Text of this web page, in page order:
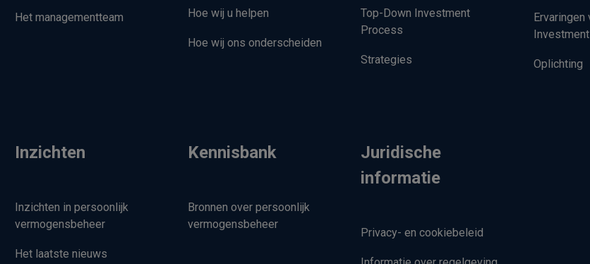
Het managementteam Hoe wij u helpen
Hoe wij ons onderscheiden
Top-Down Investment
Process
Strategies
Ervaringen
Oplichting
Inzichten
Inzichten in persoonlijk
vermogensbeheer
Het laatste nieuws
Kennisbank
Bronnen over persoonlijk
vermogensbeheer
Juridische
informatie
Privacy- en cookiebeleid